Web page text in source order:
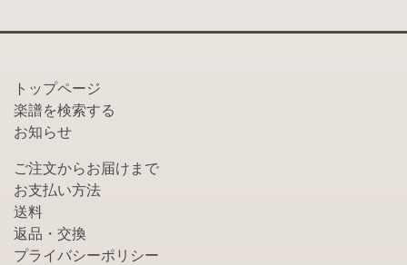
トップページ
楽譜を検索する
お知らせ
ご注文からお届けまで
お支払い方法
送料
返品・交換
プライバシーポリシー